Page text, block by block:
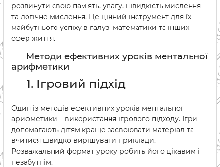
розвинути свою пам'ять, увагу, швидкість мислення
та логічне мислення. Це цінний інструмент для їх
майбутнього успіху в галузі математики та інших
сфер життя.
Методи ефективних уроків ментальної
арифметики
1. Ігровий підхід
Один із методів ефективних уроків ментальної
арифметики – використання ігрового підходу. Ігри
допомагають дітям краще засвоювати матеріал та
вчитися швидко вирішувати приклади.
Розважальний формат уроку робить його цікавим і
незабутнім.